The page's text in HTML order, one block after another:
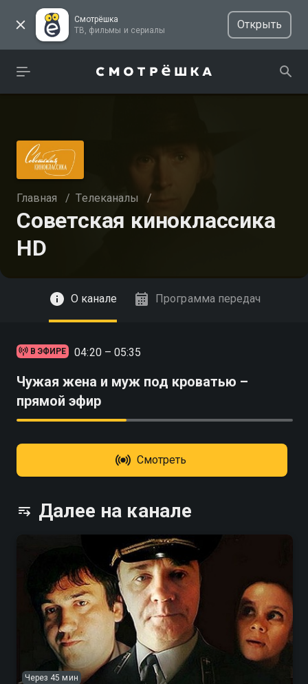
Смотрёшка
ТВ, фильмы и сериалы
Открыть
Главная / Телеканалы /
Советская киноклассика
HD
О канале Программа передач
В ЭФИРЕ 04:20 – 05:35
Чужая жена и муж под кроватью –
прямой эфир
Смотреть
Далее на канале
Через 45 мин